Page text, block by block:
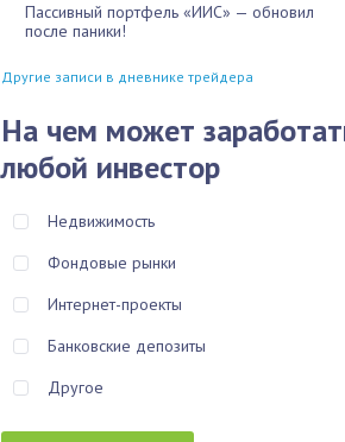
Пассивный портфель «ИИС» — обновил
после паники!
Другие записи в дневнике трейдера
На чем может
любой инвестор
Недвижимость
Фондовые рынки
Интернет-проекты
Банковские депозиты
Другое